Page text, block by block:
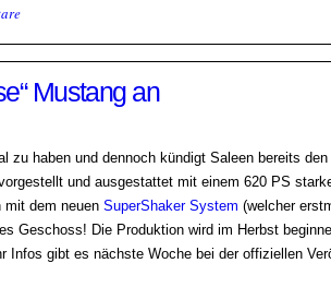
Mustang an
zu haben und dennoch kündigt Saleen bereits den
und ausgestattet mit einem 620 PS
mit dem neuen SuperShaker System (welcher
Geschoss! Die Produktion wird im Herbst
Infos gibt es nächste Woche bei der offiziellen